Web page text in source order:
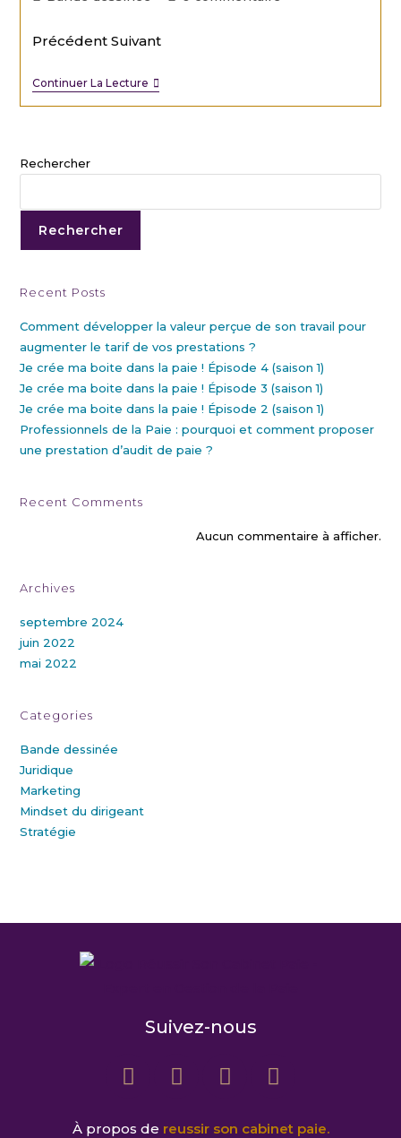
Précédent Suivant
Continuer La Lecture
Rechercher
Rechercher
Recent Posts
Comment développer la valeur perçue de son travail pour
augmenter le tarif de vos prestations ?
Je crée ma boite dans la paie ! Épisode 4 (saison 1)
Je crée ma boite dans la paie ! Épisode 3 (saison 1)
Je crée ma boite dans la paie ! Épisode 2 (saison 1)
Professionnels de la Paie : pourquoi et comment proposer
une prestation d’audit de paie ?
Recent Comments
Aucun commentaire à afficher.
Archives
septembre 2024
juin 2022
mai 2022
Categories
Bande dessinée
Juridique
Marketing
Mindset du dirigeant
Stratégie
Suivez-nous
À propos de reussir son cabinet paie.